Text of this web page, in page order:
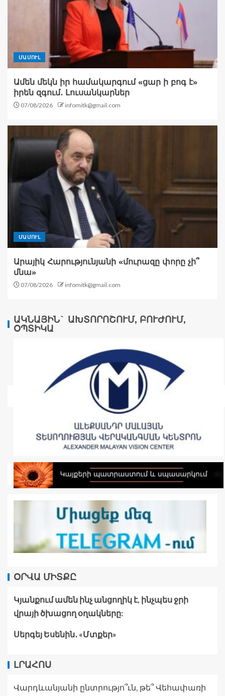
ՄԱՄՈՒԼ
Ամեն մեկն իր համակարգում «ցար ի բոգ է»
իրեն զգում․ Լուսանկարներ
07/08/2026 infomitk@gmail.com
ՄԱՄՈՒԼ
Արայիկ Հարությունյանի «մուրազը փորը չի՞
մնա»
07/08/2026 infomitk@gmail.com
ԱԿՆԱՅԻՆ` ԱԽՏՈՐՈՇՈՒՄ, ԲՈՒԺՈՒՄ,
ՕՊՏԻԿԱ
ՕՐՎԱ ՄԻՏՔԸ
Կյանքում ամեն ինչ անցողիկ է, ինչպես ջրի
վրայի ծխացող օղակները:
Սերգեյ Եսենին․ «Մտքեր»
ԼՐԱՀՈՍ
Վարդևանյանի ընտրությո՞ւն, թե՞ Վեհափառի